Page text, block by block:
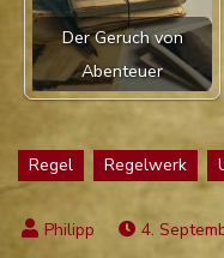
Der Geruch von
Abenteuer
Regel Regelwerk
4.